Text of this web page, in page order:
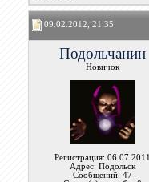
09.02.2012, 21:35
Подольчанин
Новичок
Регистрация: 06.07.2011
Адрес: Подольск
Сообщений: 47